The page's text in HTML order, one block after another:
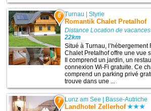
6 Turnau |Styrie
Romantik Chalet Pretalhof
Distance Location de
22km
Situé à Turnau, l’hébergement
Chalet Pretalhof offre une vue
Il comprend un jardin, un
connexion Wi-Fi gratuite. Ce
comprend un parking privé
trouve dans une ...
7 Lunz am See Basse-Autriche
Landhotel Zellerhof